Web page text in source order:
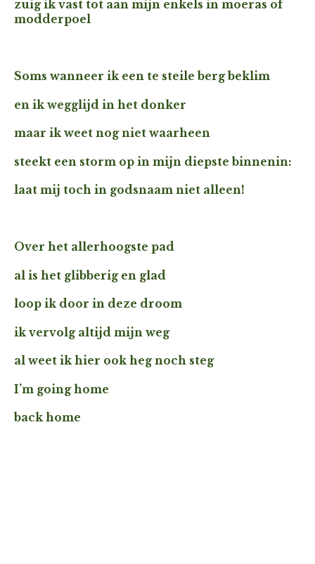
zuig ik vast tot aan mijn enkels in moeras of
modderpoel
Soms wanneer ik een te steile berg beklim
en ik wegglijd in het donker
maar ik weet nog niet waarheen
steekt een storm op in mijn diepste binnenin:
laat mij toch in godsnaam niet alleen!
Over het allerhoogste pad
al is het glibberig en glad
loop ik door in deze droom
ik vervolg altijd mijn weg
al weet ik hier ook heg noch steg
I’m going home
back home